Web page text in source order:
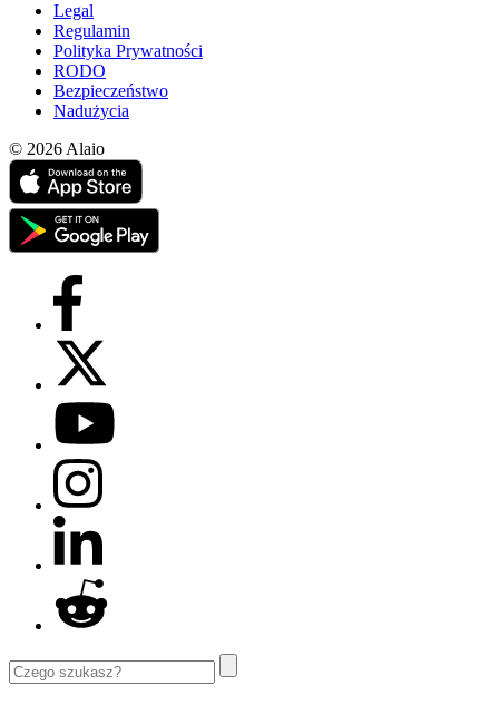
Legal
Regulamin
Polityka Prywatności
RODO
Bezpieczeństwo
Nadużycia
© 2026 Alaio